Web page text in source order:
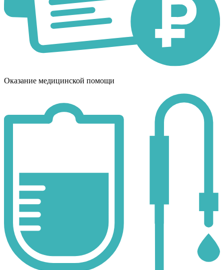
Оказание медицинской помощи